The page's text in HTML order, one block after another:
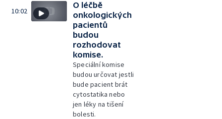
10:02
O léčbě
onkologických
pacientů
budou
rozhodovat
komise.
Speciální komise
budou určovat jestli
bude pacient brát
cytostatika nebo
jen léky na tišení
bolesti.